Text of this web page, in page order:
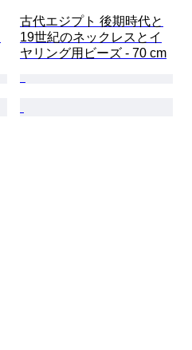
古代エジプト 後期時代と
19世紀のネックレスとイ
ヤリング用ビーズ - 70 cm